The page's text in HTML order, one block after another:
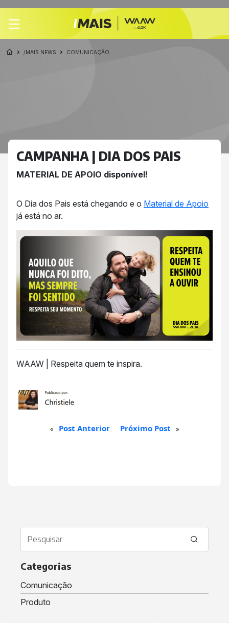
/MAIS NEWS COMUNICAÇÃO
CAMPANHA | DIA DOS PAIS
MATERIAL DE APOIO disponível!
O Dia dos Pais está chegando e o Material de Apoio
já está no ar.
WAAW | Respeita quem te inspira.
« Post Anterior Próximo Post »
Categorias
Comunicação
Produto